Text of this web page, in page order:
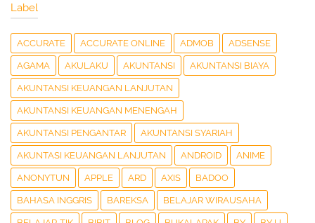
Label
ACCURATE ACCURATE ONLINE ADMOB ADSENSE
AGAMA AKULAKU AKUNTANSI AKUNTANSI BIAYA
AKUNTANSI KEUANGAN LANJUTAN
AKUNTANSI KEUANGAN MENENGAH
AKUNTANSI PENGANTAR AKUNTANSI SYARIAH
AKUNTASI KEUANGAN LANJUTAN ANDROID ANIME
ANONYTUN APPLE ARD AXIS BADOO
BAHASA INGGRIS BAREKSA BELAJAR WIRAUSAHA